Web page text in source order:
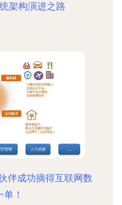
架构演进之路
伴成功摘得互联网数
！